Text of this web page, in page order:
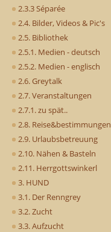
2.3.3 Séparée
2.4. Bilder, Videos & Pic's
2.5. Bibliothek
2.5.1. Medien - deutsch
2.5.2. Medien - englisch
2.6. Greytalk
2.7. Veranstaltungen
2.7.1. zu spät..
2.8. Reise&bestimmungen
2.9. Urlaubsbetreuung
2.10. Nähen & Basteln
2.11. Herrgottswinkerl
3. HUND
3.1. Der Renngrey
3.2. Zucht
3.3. Aufzucht